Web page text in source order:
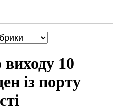
10
із порту